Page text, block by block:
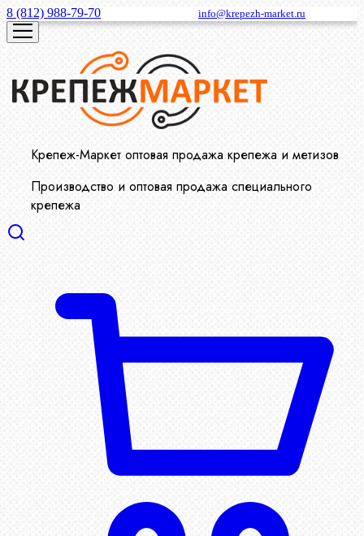
8 (812) 988-79-70 info@krepezh-market.ru
Крепеж-Маркет оптовая продажа крепежа и метизов
Производство и оптовая продажа специального
крепежа